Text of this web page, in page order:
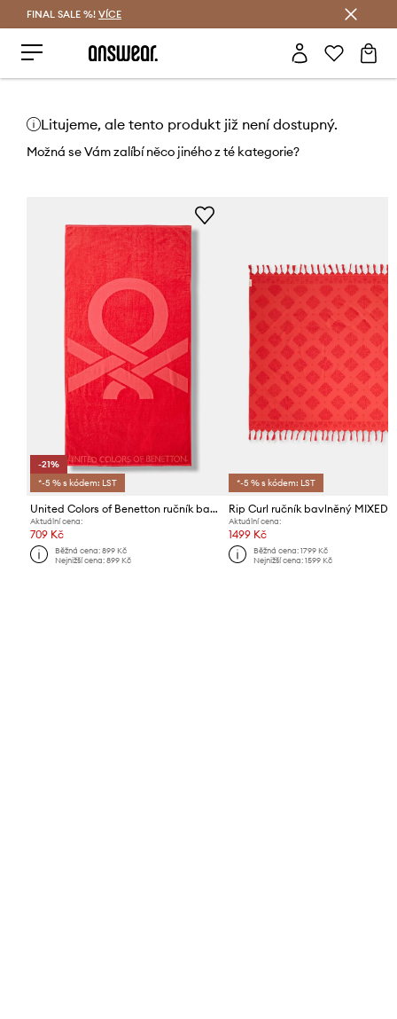
FINAL SALE %! VÍCE
Litujeme, ale tento produkt již není dostupný.
Možná se Vám zalíbí něco jiného z té kategorie?
-21%
*-5 % s kódem: LST
United Colors of Benetton ručník bavlněný
Aktuální cena:
709 Kč
Běžná cena:899 Kč
Nejnižší cena:899 Kč
*-5 % s kódem: LST
Aktuální cena:
1499 Kč
Běžná cena: 1799 Kč
Nejnižší cena: 1599 Kč